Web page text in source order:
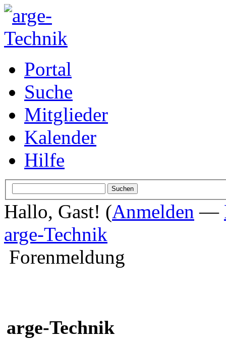
Portal
Suche
Mitglieder
Kalender
Hilfe
Hallo, Gast! (Anmelden —
arge-Technik
Forenmeldung
arge-Technik